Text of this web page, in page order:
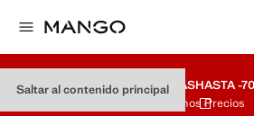
Saltar al contenido principal
REBAJASHASTA -
Últimos Precios